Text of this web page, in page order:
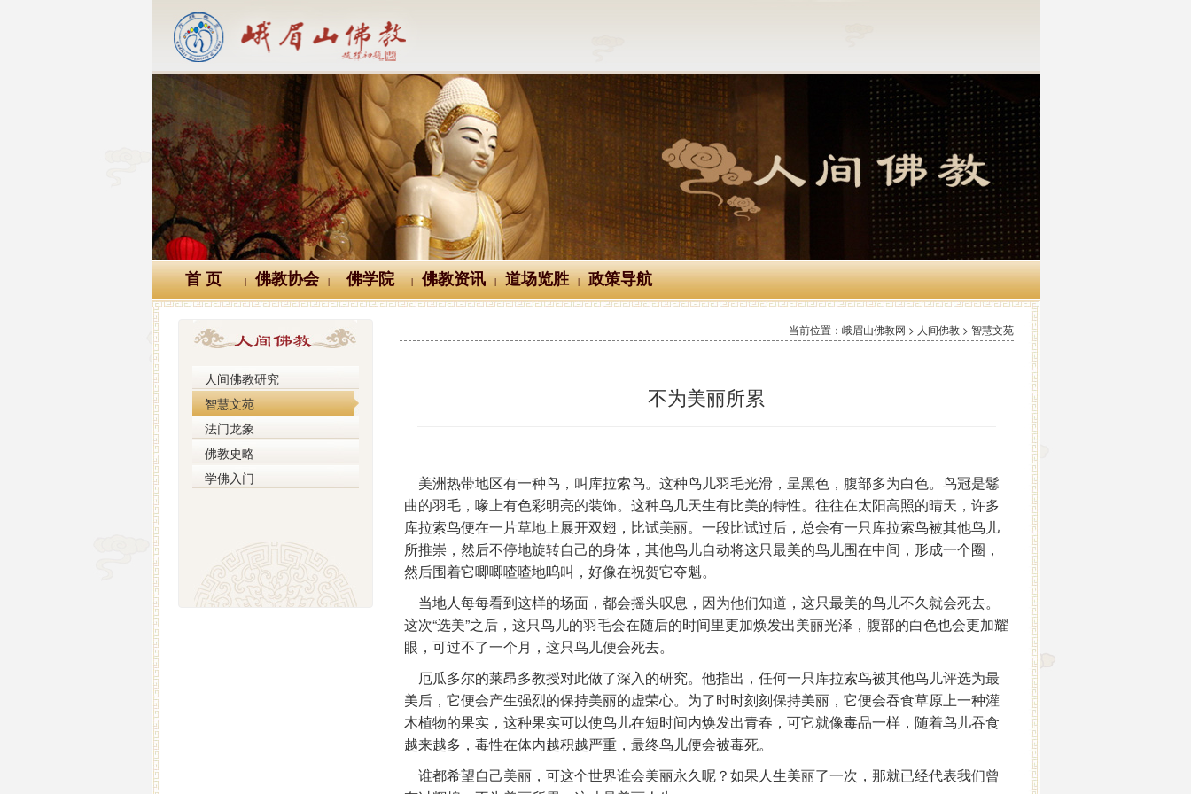
首 页 | 佛教协会 | 佛学院 | 佛教资讯 | 道场览胜 | 政策导航
人间佛教研究
智慧文苑
法门龙象
佛教史略
学佛入门
当前位置：峨眉山佛教网 > 人间佛教 > 智慧文苑
不为美丽所累
美洲热带地区有一种鸟，叫库拉索鸟。这种鸟儿羽毛光滑，呈黑色，腹部多为白色。鸟冠是鬈
曲的羽毛，喙上有色彩明亮的装饰。这种鸟几天生有比美的特性。往往在太阳高照的晴天，许多
库拉索鸟便在一片草地上展开双翅，比试美丽。一段比试过后，总会有一只库拉索鸟被其他鸟儿
所推崇，然后不停地旋转自己的身体，其他鸟儿自动将这只最美的鸟儿围在中间，形成一个圈，
然后围着它唧唧喳喳地呜叫，好像在祝贺它夺魁。
当地人每每看到这样的场面，都会摇头叹息，因为他们知道，这只最美的鸟儿不久就会死去。
这次“选美”之后，这只鸟儿的羽毛会在随后的时间里更加焕发出美丽光泽，腹部的白色也会更加耀
眼，可过不了一个月，这只鸟儿便会死去。
厄瓜多尔的莱昂多教授对此做了深入的研究。他指出，任何一只库拉索鸟被其他鸟儿评选为最
美后，它便会产生强烈的保持美丽的虚荣心。为了时时刻刻保持美丽，它便会吞食草原上一种灌
木植物的果实，这种果实可以使鸟儿在短时间内焕发出青春，可它就像毒品一样，随着鸟儿吞食
越来越多，毒性在体内越积越严重，最终鸟儿便会被毒死。
谁都希望自己美丽，可这个世界谁会美丽永久呢？如果人生美丽了一次，那就已经代表我们曾